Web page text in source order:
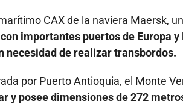
CAX de la naviera Maersk,
importantes puertos de Europa
necesidad de realizar transbordos.
por Puerto Antioquia, el Monte
y posee dimensiones de 272